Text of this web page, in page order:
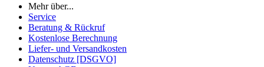
Mehr über...
Service
Beratung & Rückruf
Kostenlose Berechnung
Liefer- und Versandkosten
Datenschutz [DSGVO]